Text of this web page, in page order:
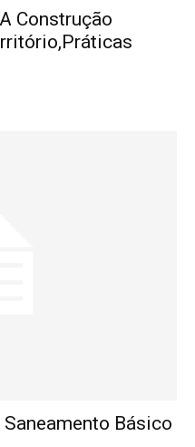
Construção
Básico